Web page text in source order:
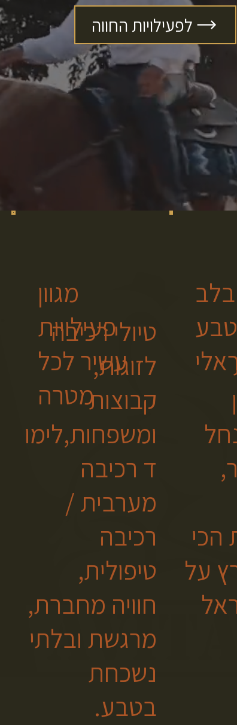
לפעילויות החווה
בלב
הכי
על
מגוון
פעילויות
עשיר לכל
מטרה
טיולי רכיבה
לזוגות,
קבוצות
ומשפחות,לימו
ד רכיבה
מערבית /
רכיבה
טיפולית,
חוויה מחברת,
מרגשת ובלתי
נשכחת
בטבע.